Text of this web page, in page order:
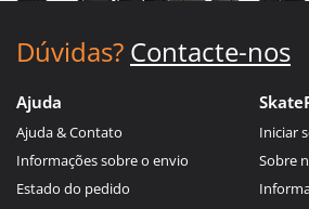
Dúvidas? Contacte-nos
Ajuda
Ajuda & Contato
Informações sobre o envio
Estado do pedido
Iniciar
Sobre